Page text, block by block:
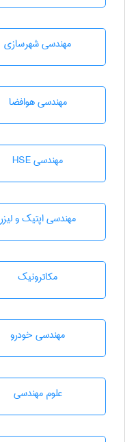
مهندسی شهرسازی
مهندسی هوافضا
مهندسی HSE
مهندسی اپتیک و لیزر
مکاترونیک
مهندسی خودرو
علوم مهندسی